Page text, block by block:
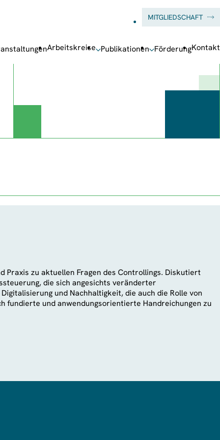
Arbeitskreise Publikationen
Untermenü
Förderung
Untermenü
Kontakt
MITGLIEDSCHAFT
Praxis zu aktuellen Fragen des Controllings. Diskutiert
die sich angesichts veränderter
und Nachhaltigkeit, die auch die Rolle von
fundierte und anwendungsorientierte Handreichungen zu